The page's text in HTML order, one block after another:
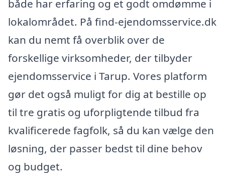
både har erfaring og et godt omdømme i
lokalområdet. På find-ejendomsservice.dk
kan du nemt få overblik over de
forskellige virksomheder, der tilbyder
ejendomsservice i Tarup. Vores platform
gør det også muligt for dig at bestille op
til tre gratis og uforpligtende tilbud fra
kvalificerede fagfolk, så du kan vælge den
løsning, der passer bedst til dine behov
og budget.